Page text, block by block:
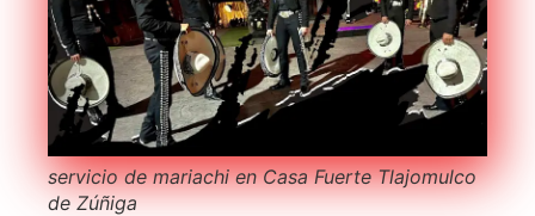
servicio de mariachi en Casa Fuerte Tlajomulco
de Zúñiga